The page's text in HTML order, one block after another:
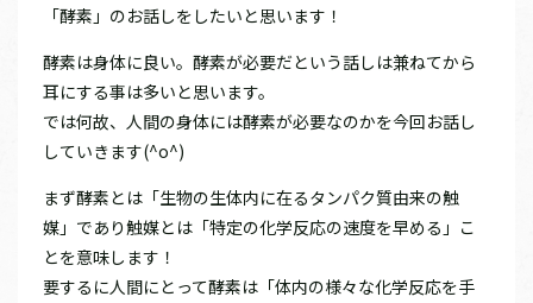
「酵素」のお話しをしたいと思います！
酵素は身体に良い。酵素が必要だという話しは兼ねてから
耳にする事は多いと思います。
では何故、人間の身体には酵素が必要なのかを今回お話し
していきます(^o^)
まず酵素とは「生物の生体内に在るタンパク質由来の触
媒」であり触媒とは「特定の化学反応の速度を早める」こ
とを意味します！
要するに人間にとって酵素は「体内の様々な化学反応を手